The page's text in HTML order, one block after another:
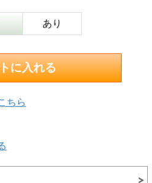
あり
ちら